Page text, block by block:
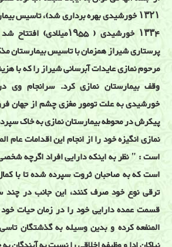
۱۳۲۱ خورشیدی بهره برداری شد)، تاسیس
۱۳۳۴ خورشیدی (
پرستاری شیراز همزمان با تاسیس بیمارستان
مرحوم نمازی عایدات آبرسانی شیراز را که با
خورشیدی به علت تومور مغزی چشم از جهان
پیکرش در محوطه بیمارستان نمازی به خاک
نمازی انگیزه خود را از انجام این اقدامات عام
است : " نظر به اینکه دارایی افراد اگرچه
است که به صاحبان ثروت سپرده شده تا با
ترقی نوع خود صرف کنند، این جانب در
قسمت عمده دارایی خود را در زمان حیات
المنفعه کرده و بدین وسیله به گذشتگان